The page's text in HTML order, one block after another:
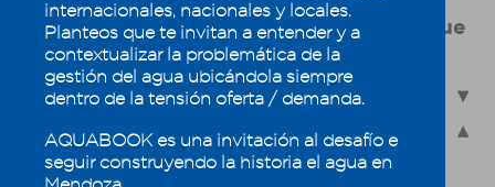
Usos y calidad del agua, la eficiencia que
mantiene los oasis mendocinos
4.1 - Usos del agua en Mendoza
4.2 - Calidad del agua
4.2.1 - La química del agua
internacionales, nacionales y locales.
Planteos que te invitan a entender y a
contextualizar la problemática de la
gestión del agua ubicándola siempre
dentro de la tensión oferta / demanda.
AQUABOOK es una invitación al desafío e
seguir construyendo la historia el agua en